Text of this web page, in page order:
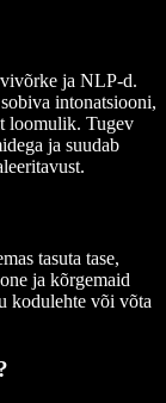
ja NLP-d.
intonatsiooni,
loomulik. Tugev
ja suudab
tasuta tase,
ja kõrgemaid
kodulehte või võta